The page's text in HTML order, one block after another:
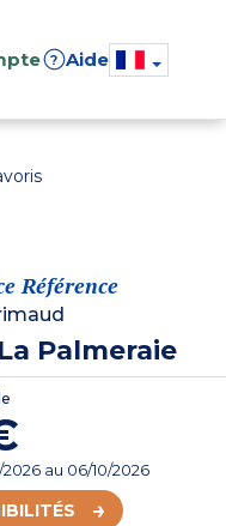
? Aide
Référence
Palmeraie
2026 au 06/10/2026